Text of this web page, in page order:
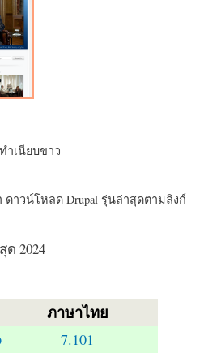
ำเนียบขาว
ดาวน์โหลด Drupal รุ่นล่าสุดตามลิงก์
2024
ภาษาไทย
7.101